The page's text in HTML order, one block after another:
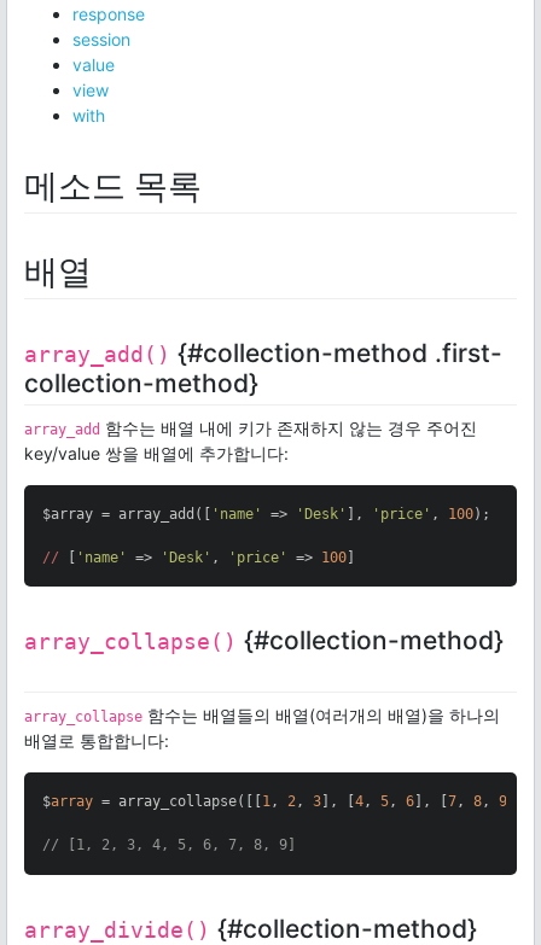
response
session
value
view
with
메소드 목록
배열
array_add() {#collection-method .first-
collection-method}
array_add 함수는 배열 내에 키가 존재하지 않는 경우 주어진
key/value 쌍을 배열에 추가합니다:
$array = array_add([ 'name' => 'Desk' ], 'price' , 100);
// 'name' => 'Desk' , 'price' => 100
array_collapse() {#collection-method}
array_collapse 함수는 배열들의 배열(여러개의 배열)을 하나의
배열로 통합합니다:
$array = array_collapse([[ 1, 2, 3 ], [4, 5, 6 ], [7, 8, 9
// [1, 2, 3, 4, 5, 6, 7, 8, 9]
array_divide() {#collection-method}